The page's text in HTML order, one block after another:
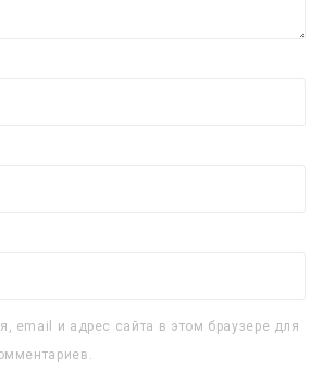
email и адрес сайта в этом браузере для